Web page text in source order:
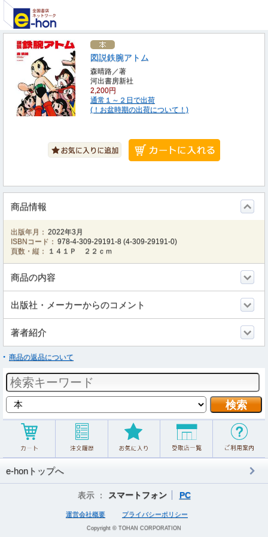
図説鉄腕アトム
森晴路／著
河出書房新社
2,200円
通常１～２日で出荷
(！お盆時期の出荷について！)
商品情報
出版年月： 2022年3月
ISBNコード： 978-4-309-29191-8 (4-309-29191-0)
頁数・縦：
１４１Ｐ ２２ｃｍ
商品の内容
出版社・メーカーからのコメント
著者紹介
商品の返品について
e-honトップへ
表示 ： スマートフォン PC
運営会社概要 プライバシーポリシー
Copyright © TOHAN CORPORATION